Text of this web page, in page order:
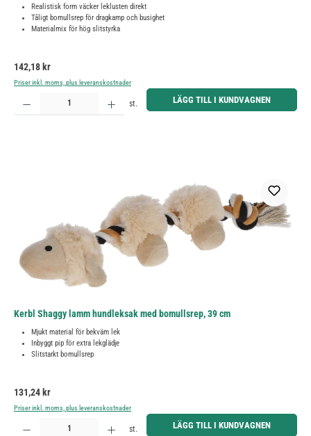
Realistisk form väcker leklusten direkt
Tåligt bomullsrep för dragkamp och busighet
Materialmix för hög slitstyrka
Ordinarie pris:
142,18 kr
Priser inkl. moms, plus leveranskostnader
Produktkvantitet: Ange önskat belopp eller använd knapparna för att öka eller minska kvantiteten.
st. LÄGG TILL I KUNDVAGNEN
Kerbl Shaggy lamm hundleksak med bomullsrep, 39 cm
Mjukt material för bekväm lek
Inbyggt pip för extra lekglädje
Slitstarkt bomullsrep
Ordinarie pris:
131,24 kr
Priser inkl. moms, plus leveranskostnader
Produktkvantitet: Ange önskat belopp eller använd knapparna för att öka eller minska kvantiteten.
st. LÄGG TILL I KUNDVAGNEN